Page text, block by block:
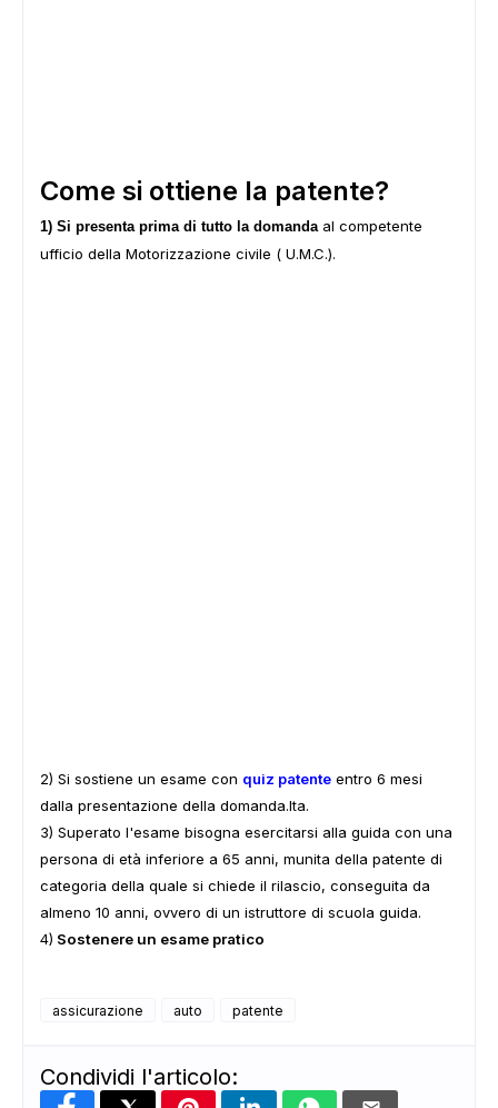
Come si ottiene la patente?
1) Si presenta prima di tutto la domanda al competente
ufficio della Motorizzazione civile ( U.M.C.).
2) Si sostiene un esame con quiz patente entro 6 mesi
dalla presentazione della domanda.lta.
3) Superato l'esame bisogna esercitarsi alla guida con una
persona di età inferiore a 65 anni, munita della patente di
categoria della quale si chiede il rilascio, conseguita da
almeno 10 anni, ovvero di un istruttore di scuola guida.
4) Sostenere un esame pratico
assicurazione auto patente
Condividi l'articolo: